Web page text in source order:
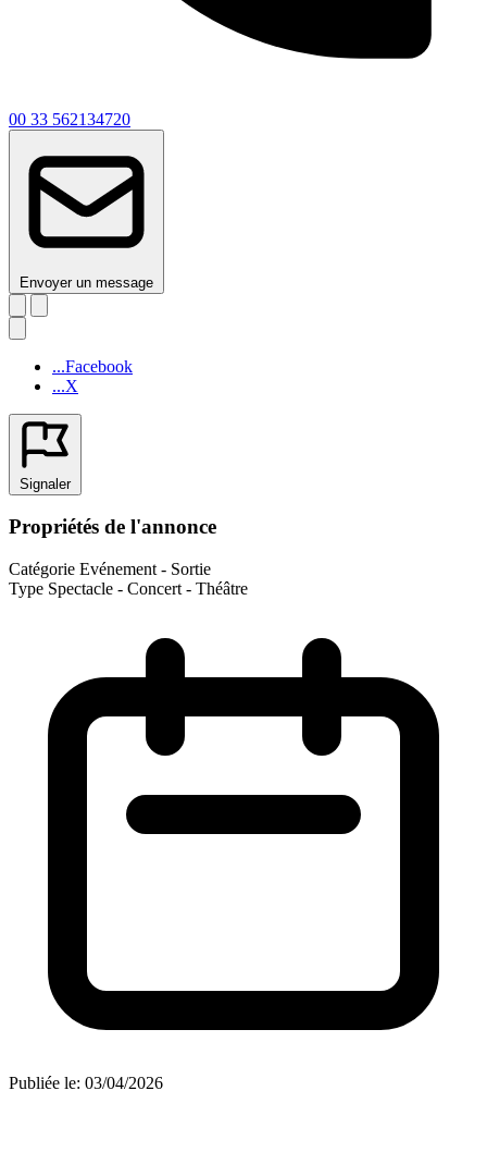
00 33 562134720
Envoyer un message
...Facebook
...X
Signaler
Propriétés de l'annonce
Catégorie Evénement - Sortie
Type Spectacle - Concert - Théâtre
Publiée le: 03/04/2026